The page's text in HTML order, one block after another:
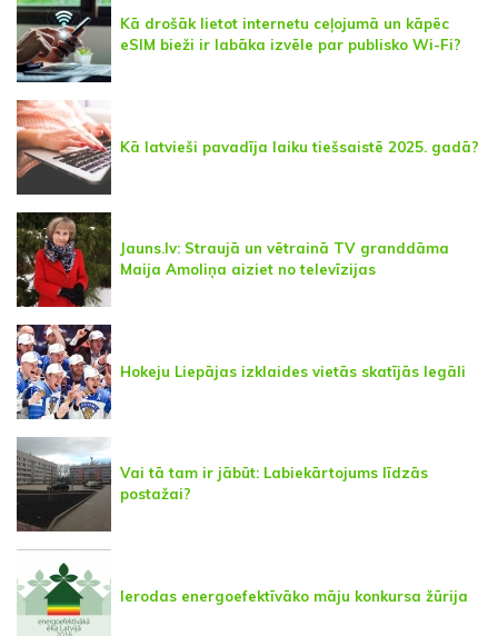
Kā drošāk lietot internetu ceļojumā un kāpēc
eSIM bieži ir labāka izvēle par publisko Wi-Fi?
Kā latvieši pavadīja laiku tiešsaistē 2025. gadā?
Jauns.lv: Straujā un vētrainā TV granddāma
Maija Amoliņa aiziet no televīzijas
Hokeju Liepājas izklaides vietās skatījās legāli
Vai tā tam ir jābūt: Labiekārtojums līdzās
postažai?
Ierodas energoefektīvāko māju konkursa žūrija